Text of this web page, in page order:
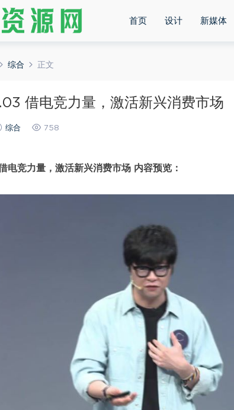
首页 设计 新媒体
综合 正文
借电竞力量，激活新兴消费市
综合 758
电竞力量，激活新兴消费市场 内容预览：